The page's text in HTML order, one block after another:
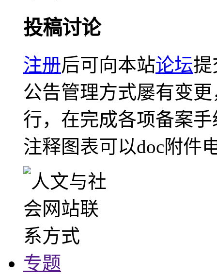
投稿讨论
注册后可向本站论坛提
公告管理方式屡有变
行，在完成各项备案
注释图表可以doc附件
专题